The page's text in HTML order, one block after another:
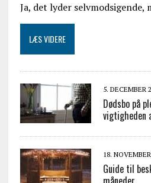
Ja, det lyder selvmodsigende,
LÆS VIDERE
5. DECEMBER
Dødsbo på
vigtigheden
18.
Guide til